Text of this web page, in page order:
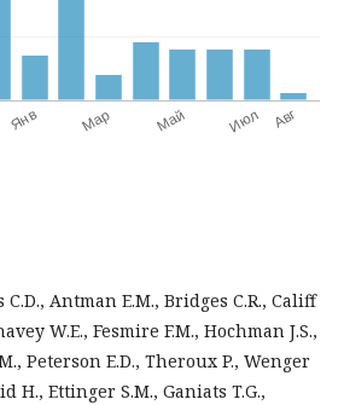
Antman E.M., Bridges C.R., Califf
W.E., Fesmire F.M., Hochman J.S.,
Peterson E.D., Theroux P., Wenger
H., Ettinger S.M., Ganiats T.G.,